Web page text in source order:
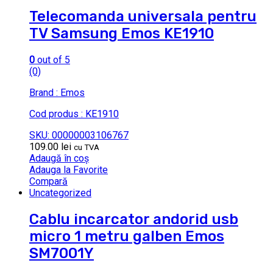
Telecomanda universala pentru
TV Samsung Emos KE1910
0 out of 5
(0)
Brand : Emos
Cod produs : KE1910
SKU: 00000003106767
109.00 lei cu TVA
Adaugă în coș
Adauga la Favorite
Compară
Uncategorized
Cablu incarcator andorid usb
micro 1 metru galben Emos
SM7001Y